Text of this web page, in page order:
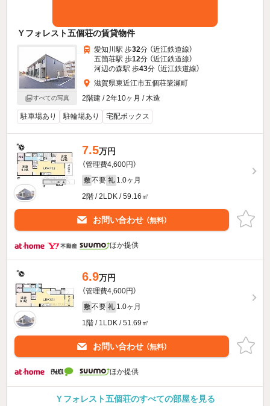
Ｙフォレスト五個荘の賃貸物件
すべての写真
愛知川駅 歩32分 （近江鉄道線）
五箇荘駅 歩12分 （近江鉄道線）
河辺の森駅 歩43分 （近江鉄道線）
滋賀県東近江市五個荘簗瀬町
2階建 / 2年10ヶ月 / 木造
駐車場あり 駐輪場あり 宅配ボックス
7.5万円
（管理費4,600円）
敷 不要 礼 1.0ヶ月
2階 / 2LDK / 59.16㎡
お問い合わせ （無料）
ほか提供
6.9万円
（管理費4,600円）
敷 不要 礼 1.0ヶ月
1階 / 1LDK / 51.69㎡
お問い合わせ （無料）
ほか提供
Ｙフォレスト五個荘のすべての部屋を見る